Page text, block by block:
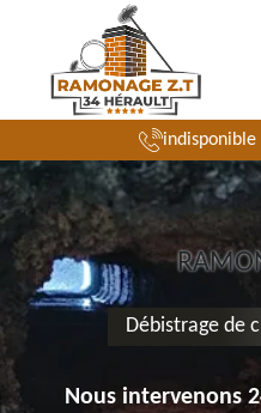
indisponible
Débistrage de
Nous intervenons